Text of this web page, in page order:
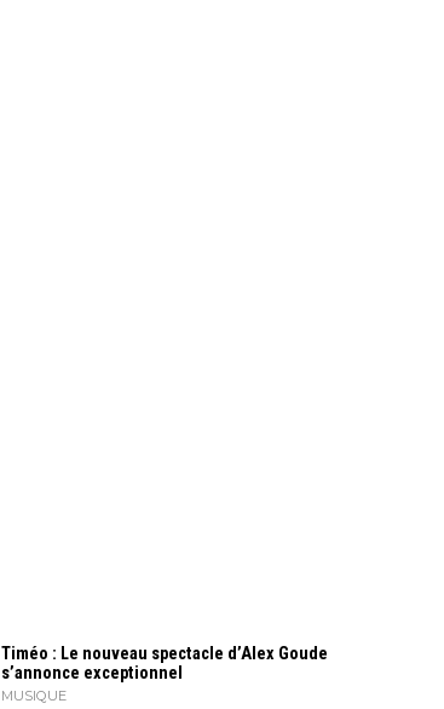
Timéo : Le nouveau spectacle d’Alex Goude
s’annonce exceptionnel
MUSIQUE